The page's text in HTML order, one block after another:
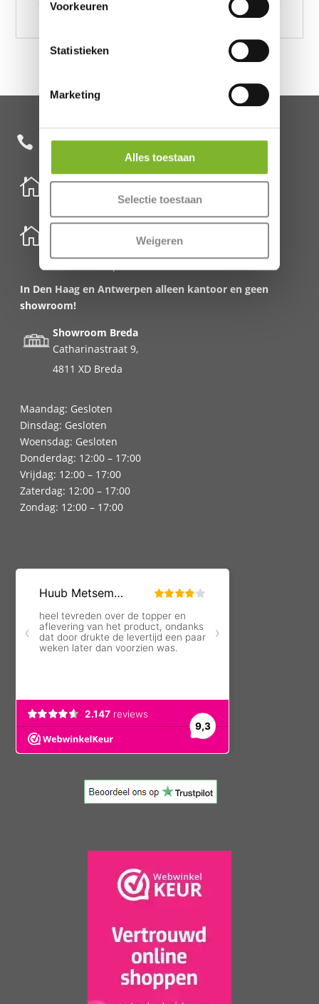
Voorkeuren
Statistieken
Marketing
Alles toestaan
Selectie toestaan
Weigeren
 +31 85 482 0020

Nederland
Schenkkade 50k
2595 AR Den Haag

In Den Haag en Antwerpen alleen kantoor en geen
showroom!
Showroom Breda
Catharinastraat 9,
4811 XD Breda
Maandag: Gesloten
Dinsdag: Gesloten
Woensdag: Gesloten
Donderdag: 12:00 – 17:00
Vrijdag: 12:00 – 17:00
Zaterdag: 12:00 – 17:00
Zondag: 12:00 – 17:00